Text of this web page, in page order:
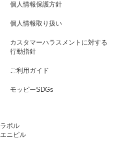
個人情報保護方針
個人情報取り扱い
カスタマーハラスメントに対する
行動指針
ご利用ガイド
モッピーSDGs
ラボル
エニピル